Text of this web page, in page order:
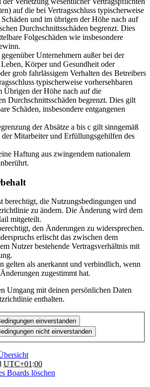
auf die bei Vertragsschluss typischerweise
und im übrigen der Höhe nach auf
Durchschnittsschäden begrenzt. Dies
Folgeschäden wie insbesondere
Unternehmern außer bei der
Körper und Gesundheit oder
grob fahrlässigem Verhalten des Betreibers
typischerweise vorhersehbaren
Übrigen der Höhe nach auf die
Durchschnittsschäden begrenzt. Dies gilt
Schäden, insbesondere entgangenen
der Absätze a bis c gilt sinngemäß
der Mitarbeiter und Erfüllungsgehilfen des
Haftung aus zwingendem nationalem
berechtigt, die Nutzungsbedingungen und
zu ändern. Die Änderung wird dem
mitgeteilt.
den Änderungen zu widersprechen.
erlischt das zwischen dem
Nutzer bestehende Vertragsverhältnis mit
gelten als anerkannt und verbindlich, wenn
zugestimmt hat.
Umgang mit deinen persönlichen Daten
enthalten.
UTC+01:00
Boards löschen